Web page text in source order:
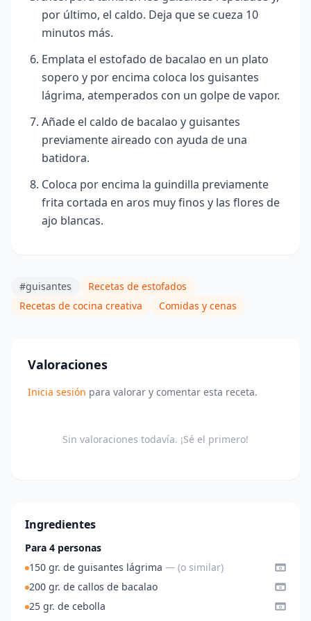
por último, el caldo. Deja que se cueza 10
minutos más.
Emplata el estofado de bacalao en un plato
sopero y por encima coloca los guisantes
lágrima, atemperados con un golpe de vapor.
Añade el caldo de bacalao y guisantes
previamente aireado con ayuda de una
batidora.
Coloca por encima la guindilla previamente
frita cortada en aros muy finos y las flores de
ajo blancas.
#guisantes
Recetas de estofados
Recetas de cocina creativa
Comidas y cenas
Valoraciones
Inicia sesión para valorar y comentar esta receta.
Sin valoraciones todavía. ¡Sé el primero!
Ingredientes
Para 4 personas
150 gr. de guisantes lágrima — (o similar)
200 gr. de callos de bacalao
25 gr. de cebolla